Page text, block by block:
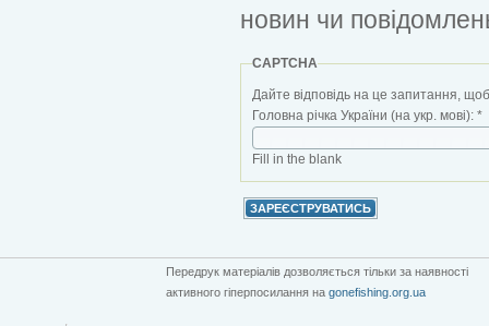
новин чи
CAPTCHA
Дайте відповідь на це запитання,
Головна річка України (на укр. мові): *
Fill in the blank
Передрук матеріалів дозволяється тільки за наявності
активного гіперпосилання на gonefishing.org.ua